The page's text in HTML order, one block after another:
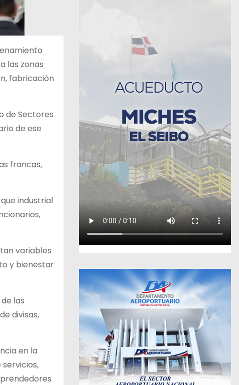
las zonas
fabricación
de Sectores
de ese
francas,
industrial
variables
y bienestar
las
divisas,
en la